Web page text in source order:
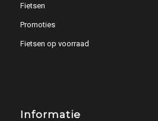
Fietsen
Promoties
Fietsen op voorraad
Informatie